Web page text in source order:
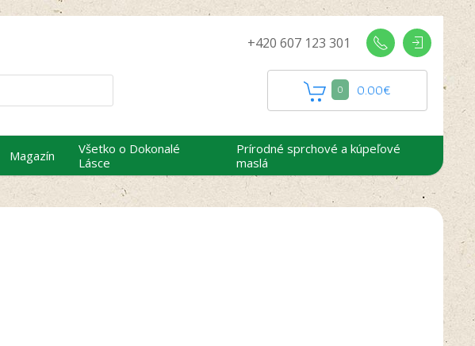
+420 607 123 301
0 0.00€
Magazín
Všetko o Dokonalé
Lásce
Prírodné sprchové a kúpeľové
maslá